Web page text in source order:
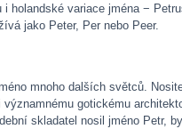
holandské variace jména −
jako Peter, Per nebo Peer.
mnoho dalších světců.
gotickému
skladatel nosil jméno Petr,